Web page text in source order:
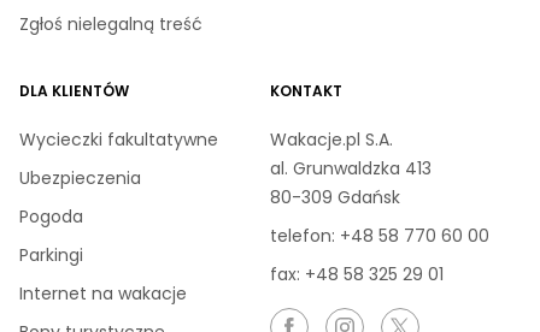
Zgłoś nielegalną treść
DLA KLIENTÓW
Wycieczki fakultatywne
Ubezpieczenia
Pogoda
Parkingi
Internet na wakacje
KONTAKT
Wakacje.pl S.A.
al. Grunwaldzka 413
80-309 Gdańsk
telefon: +48 58 770 60 00
fax: +48 58 325 29 01